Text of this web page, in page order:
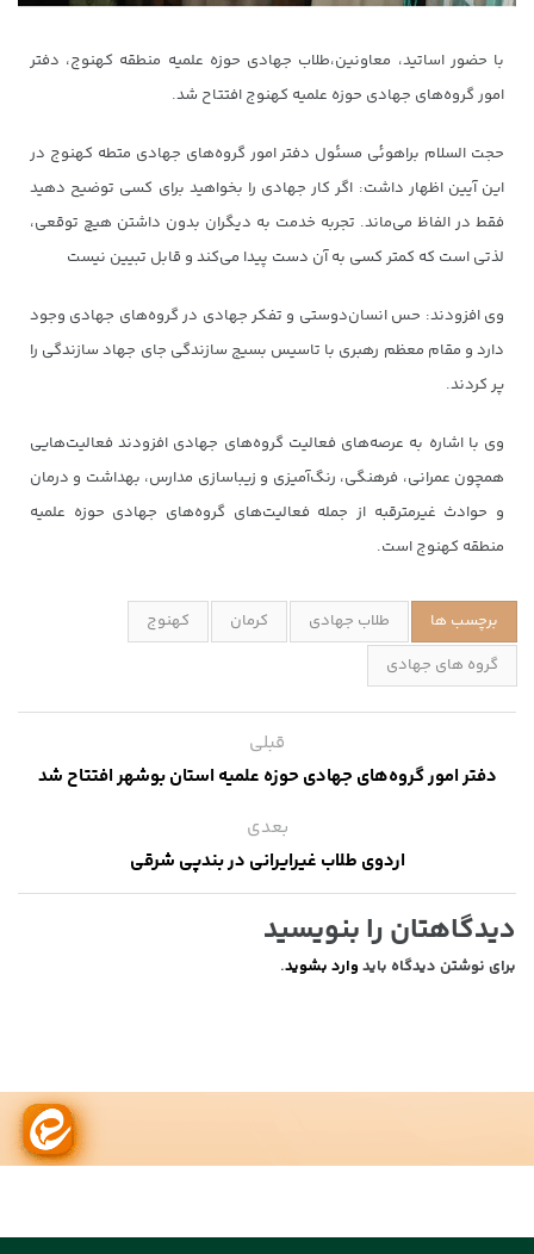
با حضور اساتید، معاونین،طلاب جهادی حوزه علمیه منطقه کهنوج، دفتر
امور گروه‌های جهادی حوزه علمیه کهنوج افتتاح شد.
حجت السلام براهوئی مسئول دفتر امور گروه‌های جهادی متطه کهنوج در
این آیین اظهار داشت: اگر کار جهادی را بخواهید برای کسی توضیح دهید
فقط در الفاظ می‌ماند. تجربه خدمت به دیگران بدون داشتن هیچ توقعی،
لذتی است که کمتر کسی به آن دست پیدا می‌کند و قابل تبیین نیست
وی افزودند: حس انسان‌دوستی و تفکر جهادی در گروه‌های جهادی وجود
دارد و مقام معظم رهبری با تاسیس بسیج سازندگی جای جهاد سازندگی را
پر کردند.
وی با اشاره به عرصه‌های فعالیت گروه‌های جهادی افزودند فعالیت‌هایی
همچون عمرانی، فرهنگی، رنگ‌آمیزی و زیباسازی مدارس، بهداشت و درمان
و حوادث غیرمترقبه از جمله فعالیت‌های گروه‌های جهادی حوزه علمیه
منطقه کهنوج است.
برچسب ها طلاب جهادی کرمان
کهنوج
گروه های جهادی
قبلی
دفتر امور گروه‌های جهادی حوزه علمیه استان بوشهر افتتاح شد
بعدی
اردوی طلاب غیرایرانی در بندپی شرقی
دیدگاهتان را بنویسید
برای نوشتن دیدگاه باید وارد بشوید.